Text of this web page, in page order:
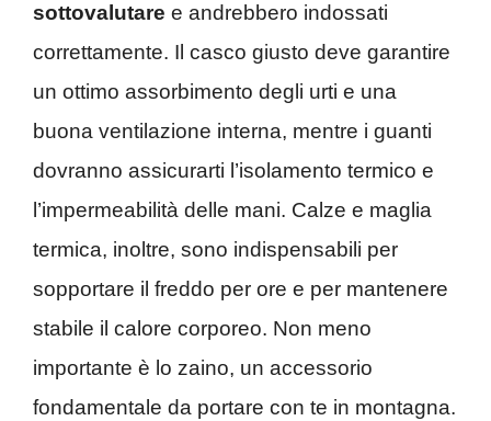
sottovalutare e andrebbero indossati
correttamente. Il casco giusto deve garantire
un ottimo assorbimento degli urti e una
buona ventilazione interna, mentre i guanti
dovranno assicurarti l’isolamento termico e
l’impermeabilità delle mani. Calze e maglia
termica, inoltre, sono indispensabili per
sopportare il freddo per ore e per mantenere
stabile il calore corporeo. Non meno
importante è lo zaino, un accessorio
fondamentale da portare con te in montagna.